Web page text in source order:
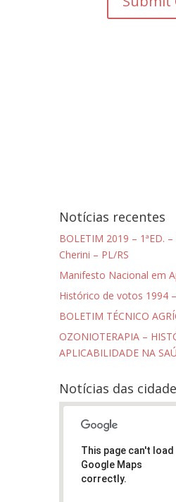
Notícias recentes
BOLETIM 2019 – 1ªED.
Cherini – PL/RS
Manifesto Nacional em
Histórico de votos 1994
BOLETIM TÉCNICO
OZONIOTERAPIA –
APLICABILIDADE NA
Notícias das
This page can't load
Google Maps
correctly.